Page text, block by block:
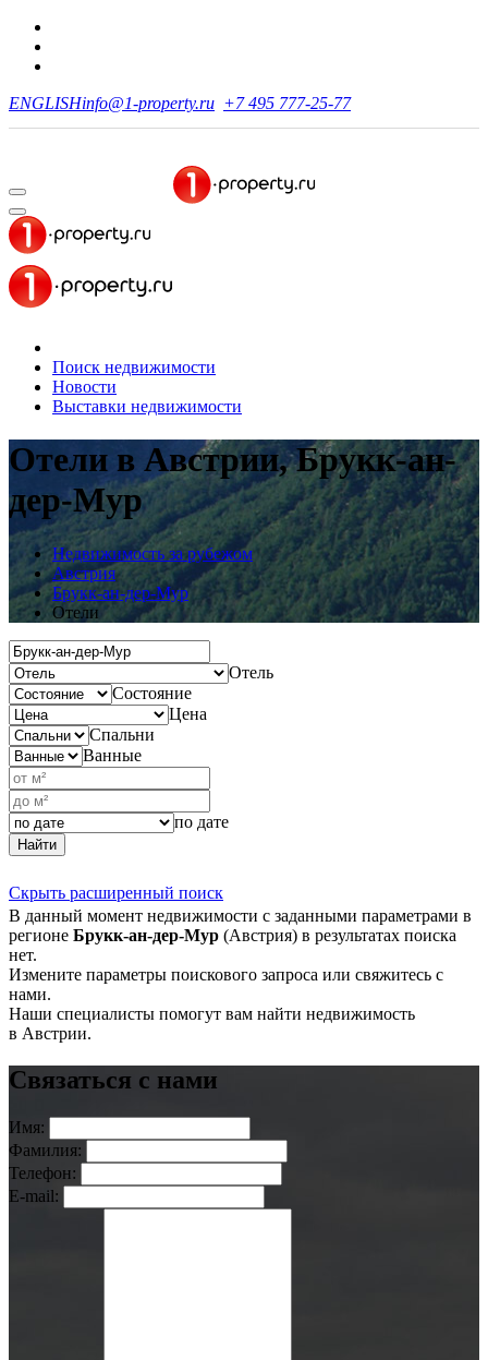
ENGLISHinfo@1-property.ru +7 495 777-25-77
Поиск недвижимости
Новости
Выставки недвижимости
Отели в Австрии, Брукк-ан-
дер-Мур
Недвижимость за рубежом
Австрия
Брукк-ан-дер-Мур
Отели
Отель
Состояние
Цена
Спальни
Ванные
по дате
Найти
Скрыть расширенный поиск
В данный момент недвижимости с заданными параметрами в
регионе Брукк-ан-дер-Мур (Австрия) в результатах поиска
нет.
Измените параметры поискового запроса или свяжитесь с
нами.
Наши специалисты помогут вам найти недвижимость
в Австрии.
Связаться с нами
Имя:
Фамилия:
Телефон:
E-mail: